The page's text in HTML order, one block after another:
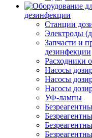
дезинфекции
Станции
Электроды
Запчасти и
дезинфекции
Расходники
Насосы
Насосы
Насосы
УФ-лампы